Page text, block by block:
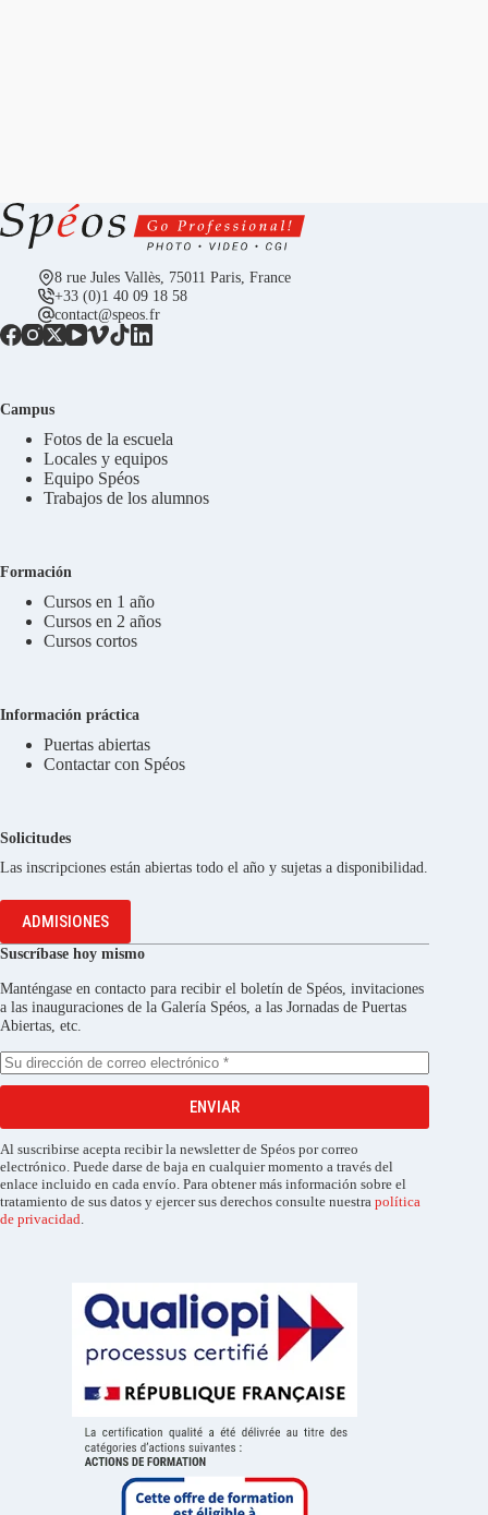
8 rue Jules Vallès, 75011 Paris, France
+33 (0)1 40 09 18 58
contact@speos.fr
Campus
Fotos de la escuela
Locales y equipos
Equipo Spéos
Trabajos de los alumnos
Formación
Cursos en 1 año
Cursos en 2 años
Cursos cortos
Información práctica
Puertas abiertas
Contactar con Spéos
Solicitudes
Las inscripciones están abiertas todo el año y sujetas a disponibilidad.
ADMISIONES
Suscríbase hoy mismo
Manténgase en contacto para recibir el boletín de Spéos, invitaciones
a las inauguraciones de la Galería Spéos, a las Jornadas de Puertas
Abiertas, etc.
ENVIAR
Al suscribirse acepta recibir la newsletter de Spéos por correo
electrónico. Puede darse de baja en cualquier momento a través del
enlace incluido en cada envío. Para obtener más información sobre el
tratamiento de sus datos y ejercer sus derechos consulte nuestra política
de privacidad.